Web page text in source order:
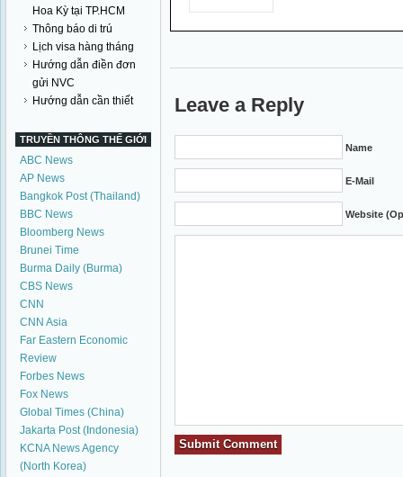
Hoa Kỳ tại TP.HCM
Thông báo di trú
Lịch visa hàng tháng
Hướng dẫn điền đơn
gửi NVC
Hướng dẫn cần thiết
TRUYỀN THÔNG THẾ GIỚI
ABC News
AP News
Bangkok Post (Thailand)
BBC News
Bloomberg News
Brunei Time
Burma Daily (Burma)
CBS News
CNN
CNN Asia
Far Eastern Economic
Review
Forbes News
Fox News
Global Times (China)
Jakarta Post (Indonesia)
KCNA News Agency
(North Korea)
Leave a Reply
Name
E-Mail
Website